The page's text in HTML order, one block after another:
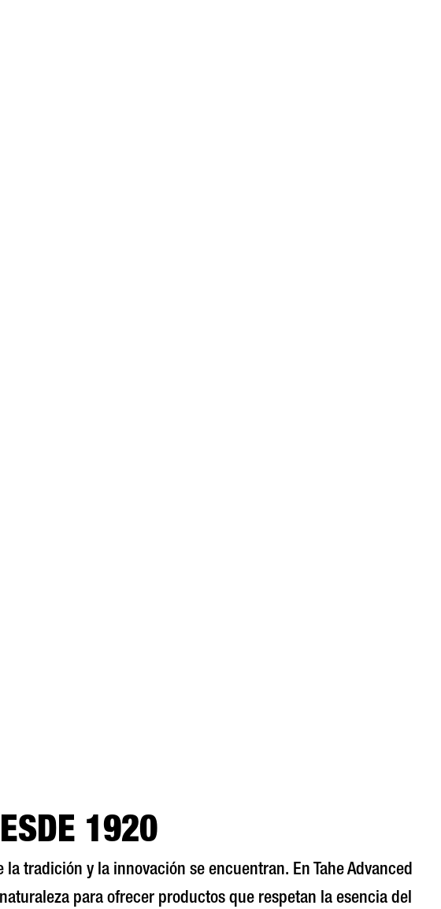
1920
tradición y la innovación se encuentran. En Tahe Advanced
para ofrecer productos que respetan la esencia del